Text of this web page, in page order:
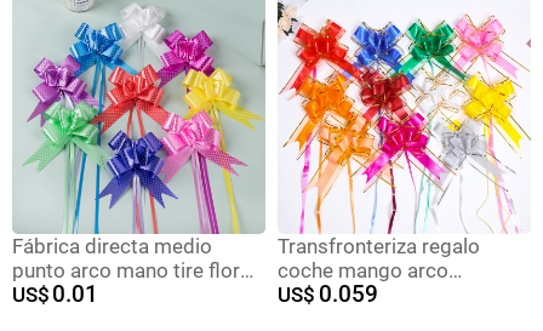
guirnalda cinta
guirnalda al por mayor
Fábrica directa medio
punto arco mano tire flor
regalo flor embalaje tire
US$ 0.01
Transfronteriza regalo
coche mango arco
guirnalda grande 70 borde
US$ 0.059